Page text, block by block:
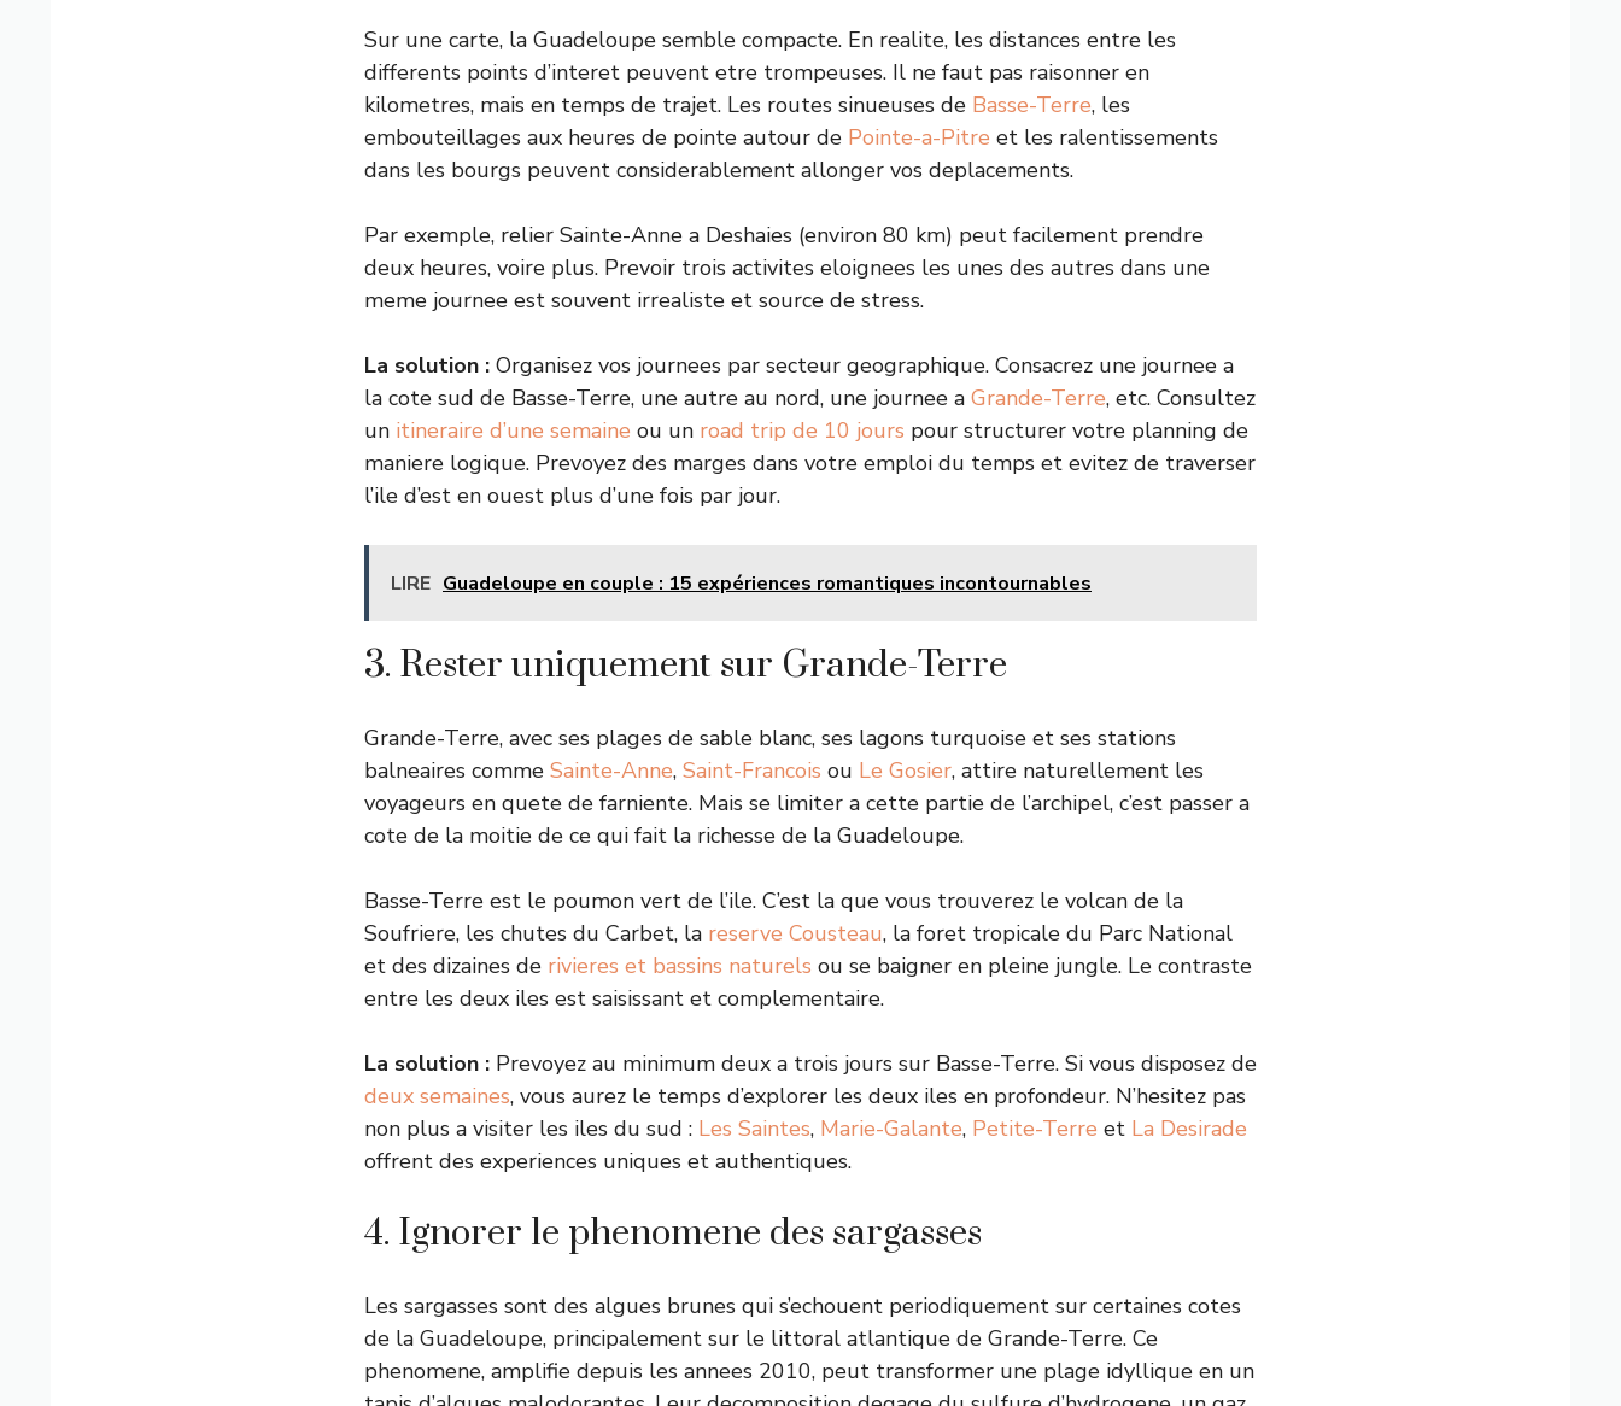
Sur une carte, la Guadeloupe semble compacte. En realite, les distances entre les
differents points d’interet peuvent etre trompeuses. Il ne faut pas raisonner en
kilometres, mais en temps de trajet. Les routes sinueuses de Basse-Terre, les
embouteillages aux heures de pointe autour de Pointe-a-Pitre et les ralentissements
dans les bourgs peuvent considerablement allonger vos deplacements.
Par exemple, relier Sainte-Anne a Deshaies (environ 80 km) peut facilement prendre
deux heures, voire plus. Prevoir trois activites eloignees les unes des autres dans une
meme journee est souvent irrealiste et source de stress.
La solution : Organisez vos journees par secteur geographique. Consacrez une journee a
la cote sud de Basse-Terre, une autre au nord, une journee a Grande-Terre, etc. Consultez
un itineraire d’une semaine ou un road trip de 10 jours pour structurer votre planning de
maniere logique. Prevoyez des marges dans votre emploi du temps et evitez de traverser
l’ile d’est en ouest plus d’une fois par jour.
LIRE Guadeloupe en couple : 15 expériences romantiques incontournables
3. Rester uniquement sur Grande-Terre
Grande-Terre, avec ses plages de sable blanc, ses lagons turquoise et ses stations
balneaires comme Sainte-Anne, Saint-Francois ou Le Gosier, attire naturellement les
voyageurs en quete de farniente. Mais se limiter a cette partie de l’archipel, c’est passer a
cote de la moitie de ce qui fait la richesse de la Guadeloupe.
Basse-Terre est le poumon vert de l’ile. C’est la que vous trouverez le volcan de la
Soufriere, les chutes du Carbet, la reserve Cousteau, la foret tropicale du Parc National
et des dizaines de rivieres et bassins naturels ou se baigner en pleine jungle. Le contraste
entre les deux iles est saisissant et complementaire.
La solution : Prevoyez au minimum deux a trois jours sur Basse-Terre. Si vous disposez de
deux semaines, vous aurez le temps d’explorer les deux iles en profondeur. N’hesitez pas
non plus a visiter les iles du sud : Les Saintes, Marie-Galante, Petite-Terre et La Desirade
offrent des experiences uniques et authentiques.
4. Ignorer le phenomene des sargasses
Les sargasses sont des algues brunes qui s’echouent periodiquement sur certaines cotes
de la Guadeloupe, principalement sur le littoral atlantique de Grande-Terre. Ce
phenomene, amplifie depuis les annees 2010, peut transformer une plage idyllique en un